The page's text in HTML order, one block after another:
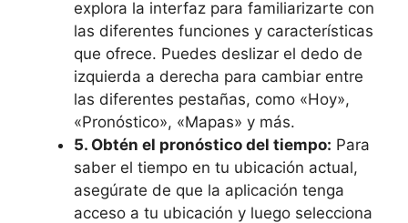
explora la interfaz para familiarizarte con
las diferentes funciones y características
que ofrece. Puedes deslizar el dedo de
izquierda a derecha para cambiar entre
las diferentes pestañas, como «Hoy»,
«Pronóstico», «Mapas» y más.
5. Obtén el pronóstico del tiempo: Para
saber el tiempo en tu ubicación actual,
asegúrate de que la aplicación tenga
acceso a tu ubicación y luego selecciona